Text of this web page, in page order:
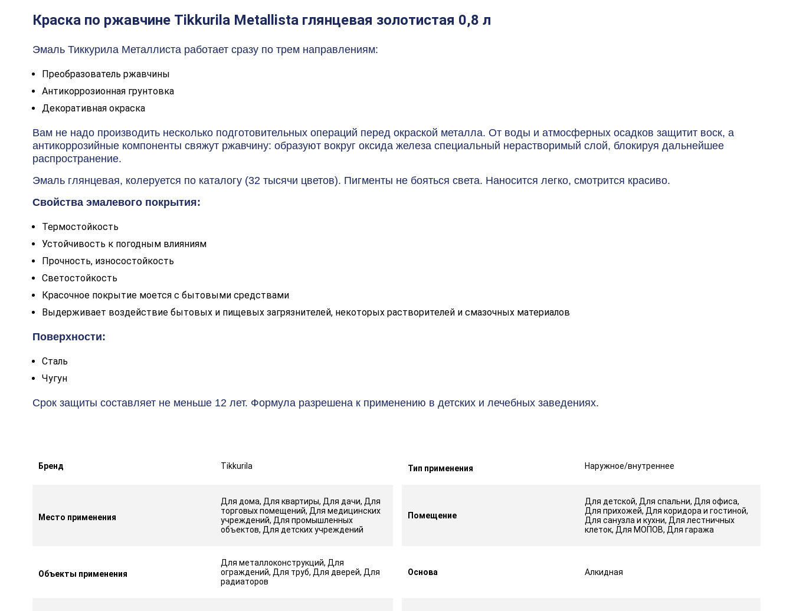
Краска по ржавчине Tikkurila Metallista глянцевая золотистая 0,8 л
Эмаль Тиккурила Металлиста работает сразу по трем направлениям:
Преобразователь ржавчины
Антикоррозионная грунтовка
Декоративная окраска
Вам не надо производить несколько подготовительных операций перед окраской металла. От воды и атмосферных осадков защитит воск, а
антикоррозийные компоненты свяжут ржавчину: образуют вокруг оксида железа специальный нерастворимый слой, блокируя дальнейшее
распространение.
Эмаль глянцевая, колеруется по каталогу (32 тысячи цветов). Пигменты не бояться света. Наносится легко, смотрится красиво.
Свойства эмалевого покрытия:
Термостойкость
Устойчивость к погодным влияниям
Прочность, износостойкость
Светостойкость
Красочное покрытие моется с бытовыми средствами
Выдерживает воздействие бытовых и пищевых загрязнителей, некоторых растворителей и смазочных материалов
Поверхности:
Сталь
Чугун
Срок защиты составляет не меньше 12 лет. Формула разрешена к применению в детских и лечебных заведениях.
Бренд Tikkurila Тип применения Наружное/внутреннее
Место применения
Для дома, Для квартиры, Для дачи, Для
торговых помещений, Для медицинских
учреждений, Для промышленных
объектов, Для детских учреждений
Помещение
Для детской, Для спальни, Для офиса,
Для прихожей, Для коридора и гостиной,
Для санузла и кухни, Для лестничных
клеток, Для МОПОВ, Для гаража
Объекты применения
Для металлоконструкций, Для
ограждений, Для труб, Для дверей, Для
радиаторов
Основа Алкидная